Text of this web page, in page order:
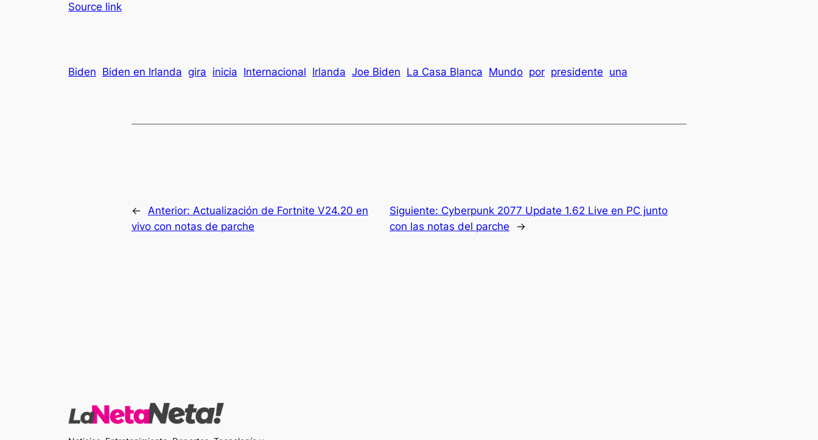
Source link
Biden Biden en Irlanda gira inicia Internacional Irlanda Joe Biden La Casa Blanca Mundo por presidente una
← Anterior: Actualización de Fortnite V24.20 en
vivo con notas de parche
Siguiente: Cyberpunk 2077 Update 1.62 Live en PC junto
con las notas del parche
→